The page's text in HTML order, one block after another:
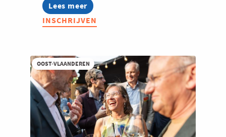
Lees meer
about
Summerschool:
Content
creatieve
formats
die
blijven
werken
INSCHRIJVEN
OOST-VLAANDEREN